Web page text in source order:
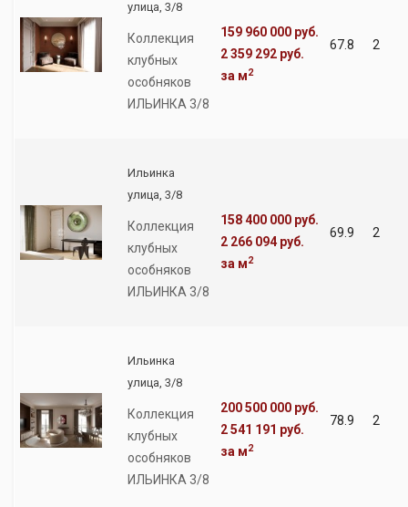
улица, 3/8
Коллекция
клубных
особняков
ИЛЬИНКА 3/8
159 960 000 руб.
2 359 292 руб.
за м2
67.8 2
Ильинка
улица, 3/8
Коллекция
клубных
особняков
ИЛЬИНКА 3/8
158 400 000 руб.
2 266 094 руб.
за м2
69.9 2
Ильинка
улица, 3/8
Коллекция
клубных
особняков
ИЛЬИНКА 3/8
200 500 000 руб.
2 541 191 руб.
за м2
78.9 2